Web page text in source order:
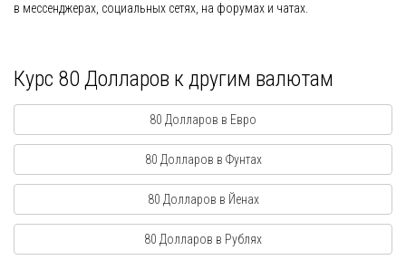
в мессенджерах, социальных сетях, на форумах и чатах.
Курс 80 Долларов к другим валютам
80 Долларов в Евро
80 Долларов в Фунтах
80 Долларов в Йенах
80 Долларов в Рублях